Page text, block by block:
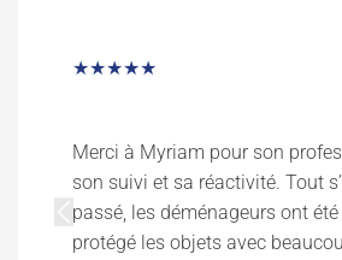
★★★★★
Merci à Myriam pour son
son suivi et sa réactivité. Tout
passé, les déménageurs ont
protégé les objets avec